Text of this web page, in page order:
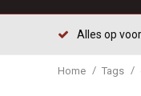
Alles op
Home / Tags /